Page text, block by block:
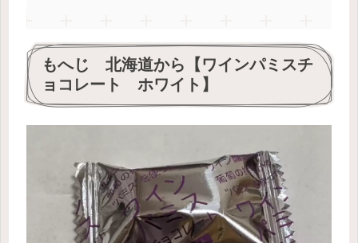
もへじ 北海道から【ワインパミスチ
ョコレート ホワイト】